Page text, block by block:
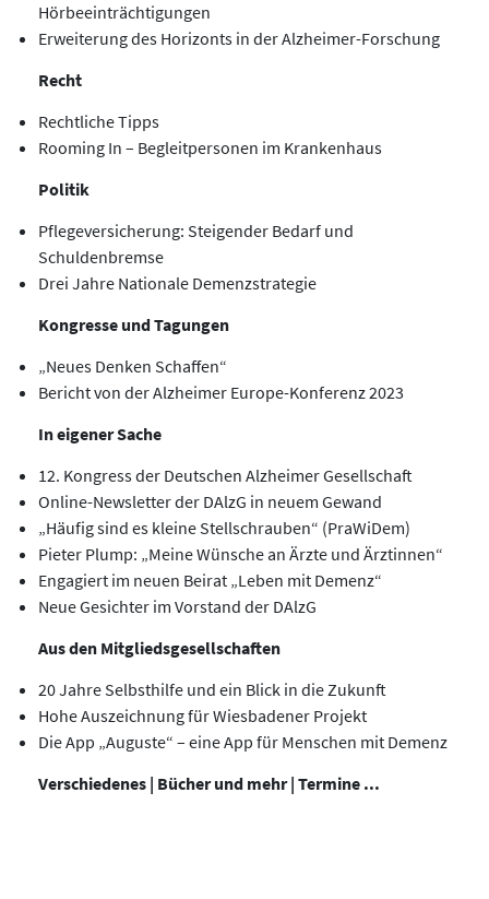
Hörbeeinträchtigungen
Erweiterung des Horizonts in der Alzheimer-Forschung
Recht
Rechtliche Tipps
Rooming In – Begleitpersonen im Krankenhaus
Politik
Pflegeversicherung: Steigender Bedarf und
Schuldenbremse
Drei Jahre Nationale Demenzstrategie
Kongresse und Tagungen
„Neues Denken Schaffen“
Bericht von der Alzheimer Europe-Konferenz 2023
In eigener Sache
12. Kongress der Deutschen Alzheimer Gesellschaft
Online-Newsletter der DAlzG in neuem Gewand
„Häufig sind es kleine Stellschrauben“ (PraWiDem)
Pieter Plump: „Meine Wünsche an Ärzte und Ärztinnen“
Engagiert im neuen Beirat „Leben mit Demenz“
Neue Gesichter im Vorstand der DAlzG
Aus den Mitgliedsgesellschaften
20 Jahre Selbsthilfe und ein Blick in die Zukunft
Hohe Auszeichnung für Wiesbadener Projekt
Die App „Auguste“ – eine App für Menschen mit Demenz
Verschiedenes | Bücher und mehr | Termine ...